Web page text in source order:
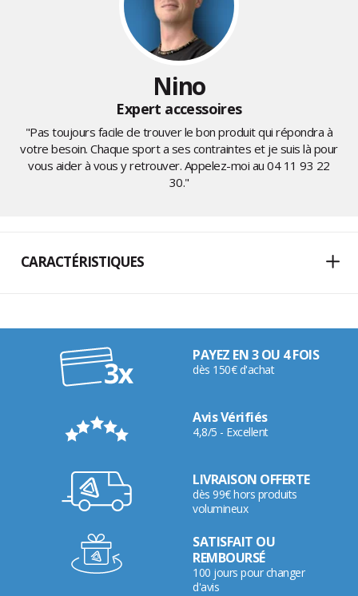
Nino
Expert accessoires
"Pas toujours facile de trouver le bon produit qui répondra à
votre besoin. Chaque sport a ses contraintes et je suis là pour
vous aider à vous y retrouver. Appelez-moi au04 11 93 22
30."
CARACTÉRISTIQUES
PAYEZ EN 3 OU 4 FOIS
dès 150€ d'achat
Avis Vérifiés
4,8/5 - Excellent
LIVRAISON OFFERTE
dès 99€ hors produits
volumineux
SATISFAIT OU
REMBOURSÉ
100 jours pour changer
d'avis